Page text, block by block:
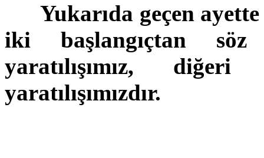
Yukarıda geçen
iki başlangıçtan
yaratılışımız, diğeri
yaratılışımızdır.